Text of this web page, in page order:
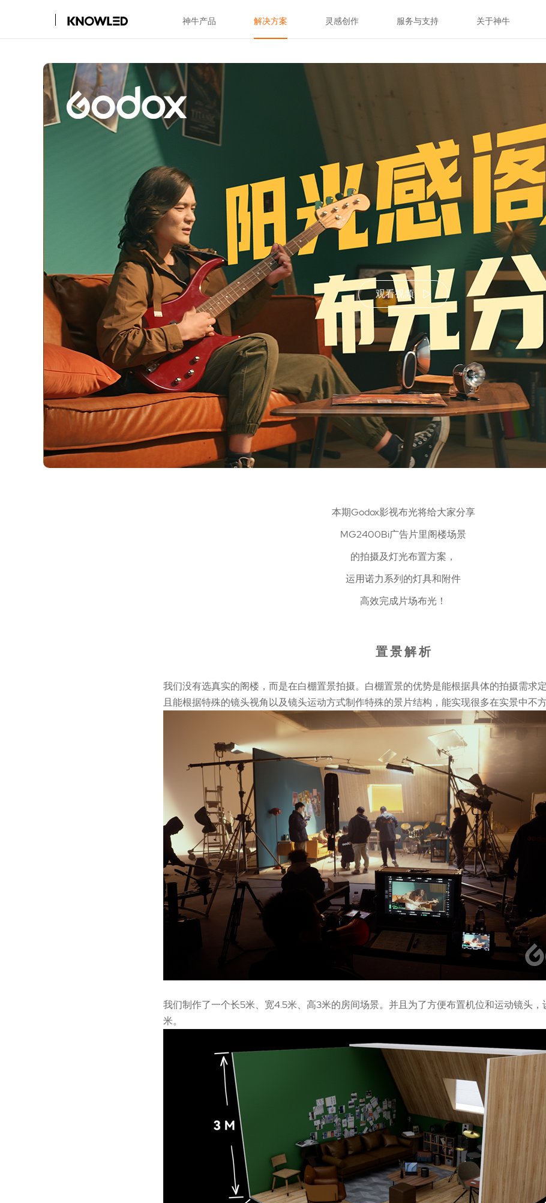
神牛产品 解决方案 灵感创作 服务与支持 关于神牛
观看视频
本期Godox影视布光将给大家分享
MG2400Bi广告片里阁楼场景
的拍摄及灯光布置方案，
运用诺力系列的灯具和附件
高效完成片场布光！
置 景 解 析
我们没有选真实的阁楼，而是在白棚置景拍摄。白棚置景的优势是能根据具体的拍摄需求
且能根据特殊的镜头视角以及镜头运动方式制作特殊的景片结构，能实现很多在实景中不
我们制作了一个长5米、宽4.5米、高3米的房间场景。并且为了方便布置机位和运动镜头
米。